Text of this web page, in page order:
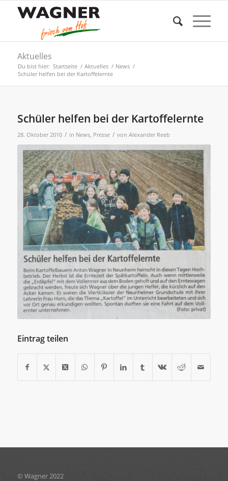
Aktuelles
Du bist hier: Startseite / Aktuelles / News /
Schüler helfen bei der Kartoffelernte
Schüler helfen bei der Kartoffelernte
28. Oktober 2010 / in News, Presse / von Alexander Reeb
Eintrag teilen
© Wagner 2022